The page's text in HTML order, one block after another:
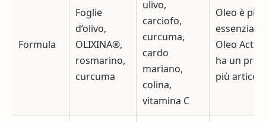
Formula
Foglie
d’olivo,
OLIXINA®,
rosmarino,
curcuma
ulivo,
carciofo,
curcuma,
cardo
mariano,
colina,
vitamina C
Oleo è più
essenziale;
Oleo Active
ha un
più